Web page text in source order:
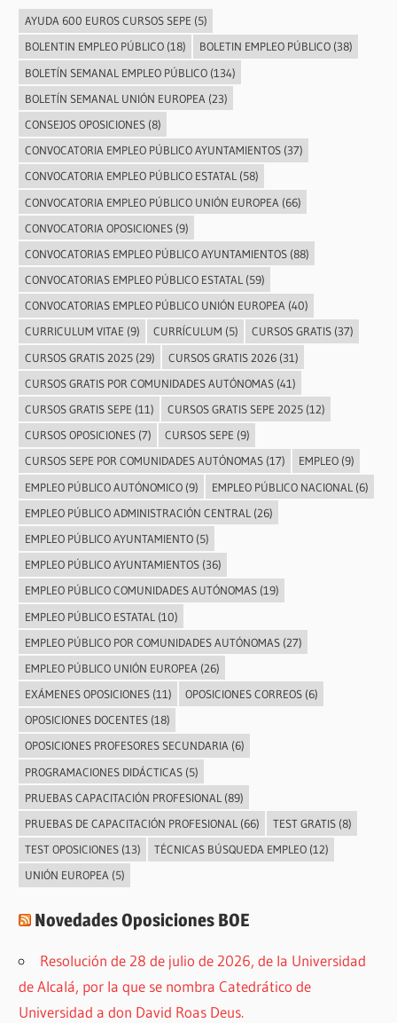
AYUDA 600 EUROS CURSOS SEPE (5)
BOLENTIN EMPLEO PÚBLICO(18) BOLETIN EMPLEO PÚBLICO(38)
BOLETÍN SEMANAL EMPLEO PÚBLICO(134)
BOLETÍN SEMANAL UNIÓN EUROPEA (23)
CONSEJOS OPOSICIONES(8)
CONVOCATORIA EMPLEO PÚBLICO AYUNTAMIENTOS(37)
CONVOCATORIA EMPLEO PÚBLICO ESTATAL(58)
CONVOCATORIA EMPLEO PÚBLICO UNIÓN EUROPEA (66)
CONVOCATORIA OPOSICIONES(9)
CONVOCATORIAS EMPLEO PÚBLICO AYUNTAMIENTOS(88)
CONVOCATORIAS EMPLEO PÚBLICO ESTATAL (59)
CONVOCATORIAS EMPLEO PÚBLICO UNIÓN EUROPEA(40)
CURRICULUM VITAE (9) CURRÍCULUM (5) CURSOS GRATIS(37)
CURSOS GRATIS 2025(29) CURSOS GRATIS 2026(31)
CURSOS GRATIS POR COMUNIDADES AUTÓNOMAS(41)
CURSOS GRATIS SEPE (11) CURSOS GRATIS SEPE 2025(12)
CURSOS OPOSICIONES(7) CURSOS SEPE (9)
CURSOS SEPE POR COMUNIDADES AUTÓNOMAS(17) EMPLEO(9)
EMPLEO PÚBLICO AUTÓNOMICO(9) EMPLEO PÚBLICO NACIONAL (6)
EMPLEO PÚBLICO ADMINISTRACIÓN CENTRAL (26)
EMPLEO PÚBLICO AYUNTAMIENTO(5)
EMPLEO PÚBLICO AYUNTAMIENTOS(36)
EMPLEO PÚBLICO COMUNIDADES AUTÓNOMAS(19)
EMPLEO PÚBLICO ESTATAL (10)
EMPLEO PÚBLICO POR COMUNIDADES AUTÓNOMAS(27)
EMPLEO PÚBLICO UNIÓN EUROPEA (26)
EXÁMENES OPOSICIONES(11) OPOSICIONES CORREOS(6)
OPOSICIONES DOCENTES(18)
OPOSICIONES PROFESORES SECUNDARIA(6)
PROGRAMACIONES DIDÁCTICAS(5)
PRUEBAS CAPACITACIÓN PROFESIONAL (89)
PRUEBAS DE CAPACITACIÓN PROFESIONAL (66) TEST GRATIS(8)
TEST OPOSICIONES(13) TÉCNICAS BÚSQUEDA EMPLEO(12)
UNIÓN EUROPEA(5)
Novedades Oposiciones BOE
Resolución de 28 de julio de 2026, de la Universidad
de Alcalá, por la que se nombra Catedrático de
Universidad a don David Roas Deus.